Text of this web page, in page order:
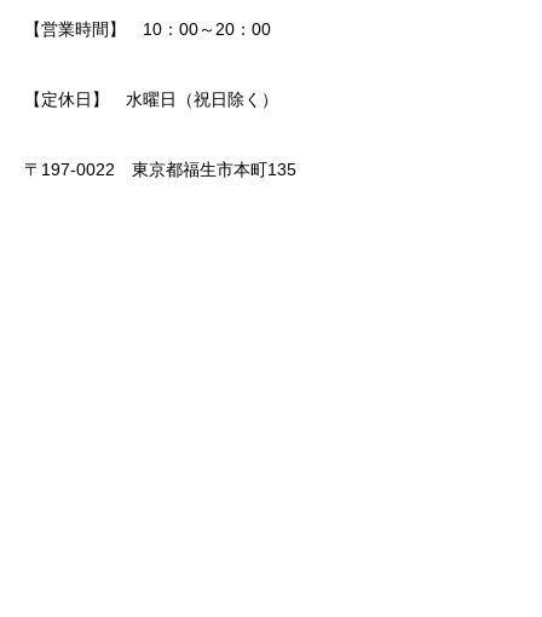
【営業時間】 10：00～20：00
【定休日】 水曜日（祝日除く）
〒197-0022 東京都福生市本町135